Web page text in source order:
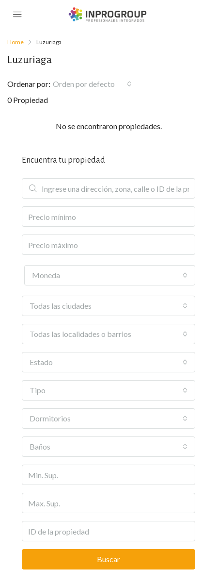
Home Luzuriaga
Luzuriaga
0 Propiedad
Ordenar por: Orden por defecto
No se encontraron propiedades.
Encuentra tu propiedad
Moneda
Todas las ciudades
Todas las localidades o barrios
Estado
Tipo
Dormitorios
Baños
Buscar